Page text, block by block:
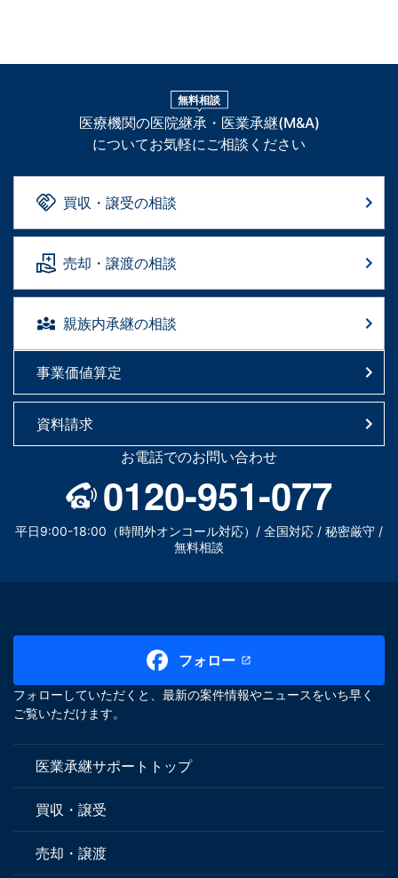
無料相談
医療機関の医院継承・医業承継(M&A)
についてお気軽にご相談ください
買収・譲受の相談
売却・譲渡の相談
親族内承継の相談
事業価値算定
資料請求
お電話でのお問い合わせ
0120-951-077
平日9:00-18:00（時間外オンコール対応）/ 全国対応 / 秘密厳守 /
無料相談
フォロー
フォローしていただくと、最新の案件情報やニュースをいち早く
ご覧いただけます。
医業承継サポートトップ
買収・譲受
売却・譲渡